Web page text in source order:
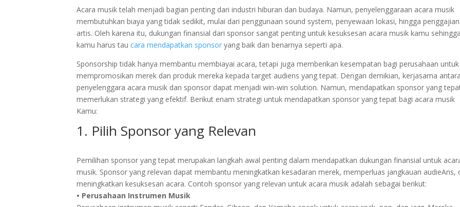
Acara musik telah menjadi bagian penting dari industri hiburan dan budaya. Namun, penyelenggaraan acara musik
membutuhkan biaya yang tidak sedikit, mulai dari penggunaan sound system, penyewaan lokasi, hingga penggajian
artis. Oleh karena itu, dukungan finansial dari sponsor sangat penting untuk kesuksesan acara musik kamu sehingga
kamu harus taucara mendapatkan sponsor yang baik dan benarnya seperti apa.
​Sponsorship tidak hanya membantu membiayai acara, tetapi juga memberikan kesempatan bagi perusahaan untuk
mempromosikan merek dan produk mereka kepada target audiens yang tepat. Dengan demikian, kerjasama antara
penyelenggara acara musik dan sponsor dapat menjadi win-win solution. Namun, mendapatkan sponsor yang
memerlukan strategi yang efektif. Berikut enam strategi untuk mendapatkan sponsor yang tepat bagi acara musik
Kamu:
1. Pilih Sponsor yang Relevan
​Pemilihan sponsor yang tepat merupakan langkah awal penting dalam mendapatkan dukungan finansial untuk
musik. Sponsor yang relevan dapat membantu meningkatkan kesadaran merek, memperluas jangkauan audieAns,
meningkatkan kesuksesan acara. Contoh sponsor yang relevan untuk acara musik adalah sebagai berikut:
• Perusahaan Instrumen Musik